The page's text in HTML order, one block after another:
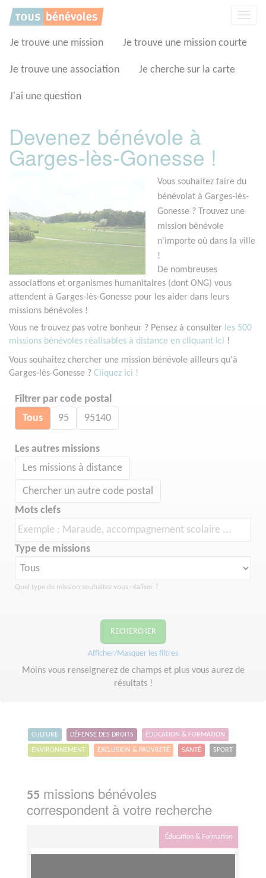
Je trouve une mission Je trouve une mission courte
Je trouve une association Je cherche sur la carte
J'ai une question
Devenez bénévole à
Garges-lès-Gonesse !
Vous souhaitez faire du
bénévolat à Garges-lès-
Gonesse ? Trouvez une
mission bénévole
n'importe où dans la ville
!
De nombreuses
associations et organismes humanitaires (dont ONG) vous
attendent à Garges-lès-Gonesse pour les aider dans leurs
missions bénévoles !
Vous ne trouvez pas votre bonheur ? Pensez à consulter les 500
missions bénévoles réalisables à distance en cliquant ici !
Vous souhaitez chercher une mission bénévole ailleurs qu'à
Garges-lès-Gonesse ? Cliquez ici !
Filtrer par code postal
Tous 95 95140
Les autres missions
Les missions à distance
Chercher un autre code postal
Mots clefs
Type de missions
Quel type de mission souhaitez vous réaliser ?
RECHERCHER
Afficher/Masquer les filtres
Moins vous renseignerez de champs et plus vous aurez de
résultats !
CULTURE DÉFENSE DES DROITS ÉDUCATION & FORMATION
ENVIRONNEMENT EXCLUSION & PAUVRETÉ SANTÉ SPORT
55 missions bénévoles
correspondent à votre recherche
Éducation & Formation
Panneau de gestion des cookies